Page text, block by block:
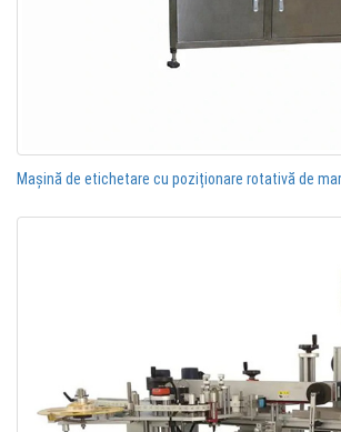
Mașină de etichetare cu poziționare rotativă de